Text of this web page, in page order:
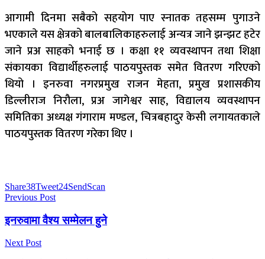
आगामी दिनमा सबैको सहयोग पाए स्नातक तहसम्म पुगाउने
भएकाले यस क्षेत्रको बालबालिकाहरुलाई अन्यत्र जाने झन्झट हटेर
जाने प्रअ साहको भनाई छ । कक्षा ११ व्यवस्थापन तथा शिक्षा
संकायका विद्यार्थीहरुलाई पाठयपुस्तक समेत वितरण गरिएको
थियो । इनरुवा नगरप्रमुख राजन मेहता, प्रमुख प्रशासकीय
डिल्लीराज निरौला, प्रअ जागेश्वर साह, विद्यालय व्यवस्थापन
समितिका अध्यक्ष गंगाराम मण्डल, चित्रबहादुर केसी लगायतकाले
पाठयपुस्तक वितरण गरेका थिए ।
Share38Tweet24SendScan
Previous Post
इनरुवामा वैश्य सम्मेलन हुने
Next Post